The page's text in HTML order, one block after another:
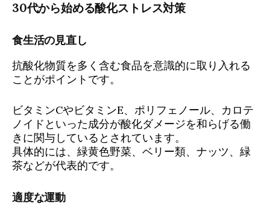
30代から始める酸化ストレス対策
食生活の見直し
抗酸化物質を多く含む食品を意識的に取り入れる
ことがポイントです。
ビタミンCやビタミンE、ポリフェノール、カロテ
ノイドといった成分が酸化ダメージを和らげる働
きに関与しているとされています。
具体的には、緑黄色野菜、ベリー類、ナッツ、緑
茶などが代表的です。
適度な運動